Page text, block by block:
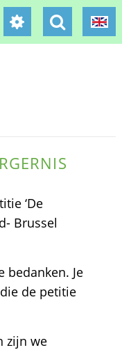
‘De
Brussel
bedanken. Je
de petitie
zijn we